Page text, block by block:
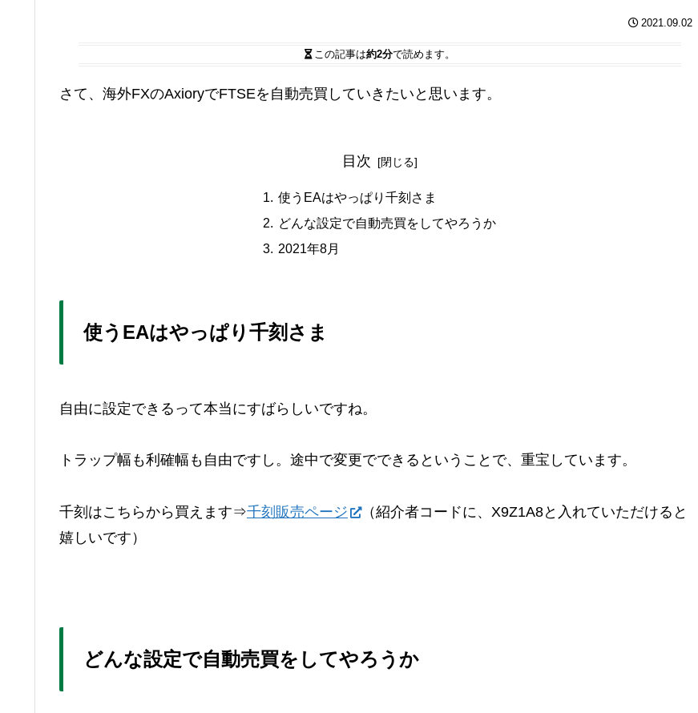
2021.09.02
この記事は約2分で読めます。
さて、海外FXのAxioryでFTSEを自動売買していきたいと思います。
目次
使うEAはやっぱり千刻さま
どんな設定で自動売買をしてやろうか
2021年8月
使うEAはやっぱり千刻さま
自由に設定できるって本当にすばらしいですね。
トラップ幅も利確幅も自由ですし。途中で変更でできるということで、重宝しています。
千刻はこちらから買えます⇒千刻販売ページ
（紹介者コードに、X9Z1A8と入れていただけると
嬉しいです）
どんな設定で自動売買をしてやろうか